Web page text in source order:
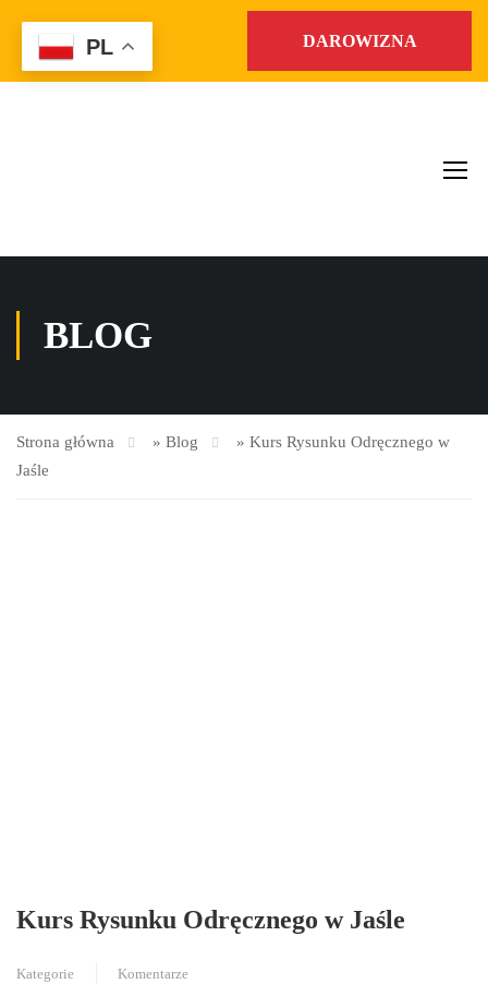
DAROWIZNA
BLOG
Strona główna » Blog » Kurs Rysunku Odręcznego w
Jaśle
Kurs Rysunku Odręcznego w Jaśle
Kategorie Komentarze
PL